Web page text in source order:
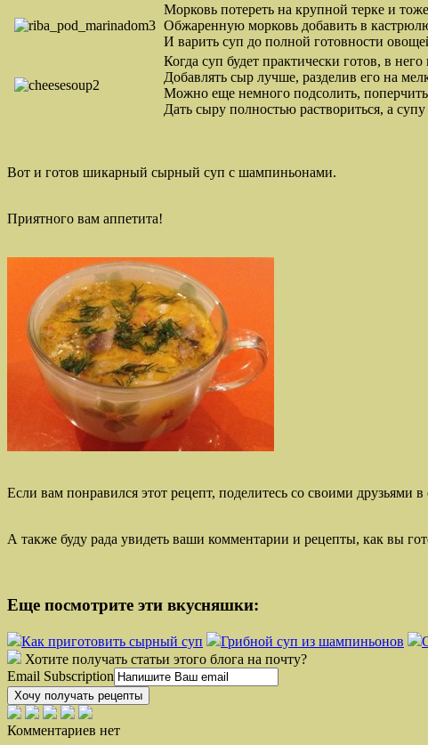
Морковь потереть на крупной терке и
Обжаренную морковь добавить в
И варить суп до полной готовности
Когда суп будет практически готов, в
Добавлять сыр лучше, разделив его на
Можно еще немного подсолить,
Дать сыру полностью раствориться, а
Вот и готов шикарный сырный суп с шампиньонами.
Приятного вам аппетита!
Если вам понравился этот рецепт, поделитесь со своими друзьями
А также буду рада увидеть ваши комментарии и рецепты, как вы
Еще посмотрите эти вкусняшки:
Как приготовить сырный суп Грибной суп из шампиньонов
Хотите получать статьи этого блога на почту?
Email Subscription
Хочу получать рецепты
Комментариев нет